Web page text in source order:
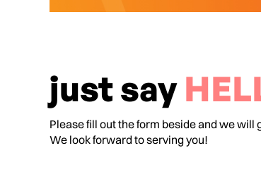
just say
Please fill out the form beside and we will
We look forward to serving you!